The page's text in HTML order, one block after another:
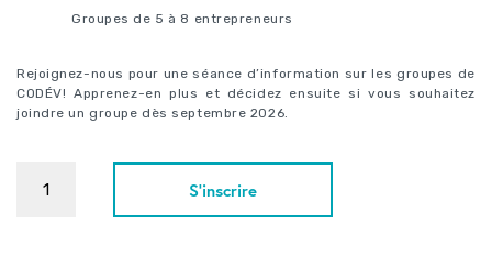
Groupes de 5 à 8 entrepreneurs
Rejoignez-nous pour une séance d’information sur les groupes de
CODÉV! Apprenez-en plus et décidez ensuite si vous souhaitez
joindre un groupe dès septembre 2026.
S'inscrire